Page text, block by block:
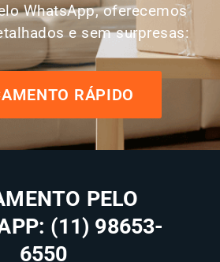
WhatsApp, oferecemos
e sem surpresas:
RÁPIDO
PELO
(11) 98653-
6550